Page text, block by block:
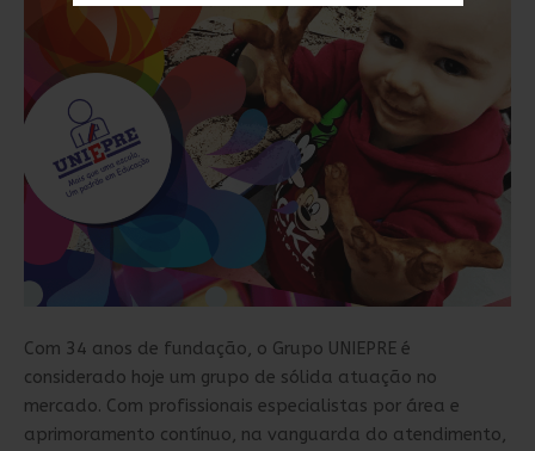
Com 34 anos de fundação, o Grupo UNIEPRE é
considerado hoje um grupo de sólida atuação no
mercado. Com profissionais especialistas por área e
aprimoramento contínuo, na vanguarda do atendimento,